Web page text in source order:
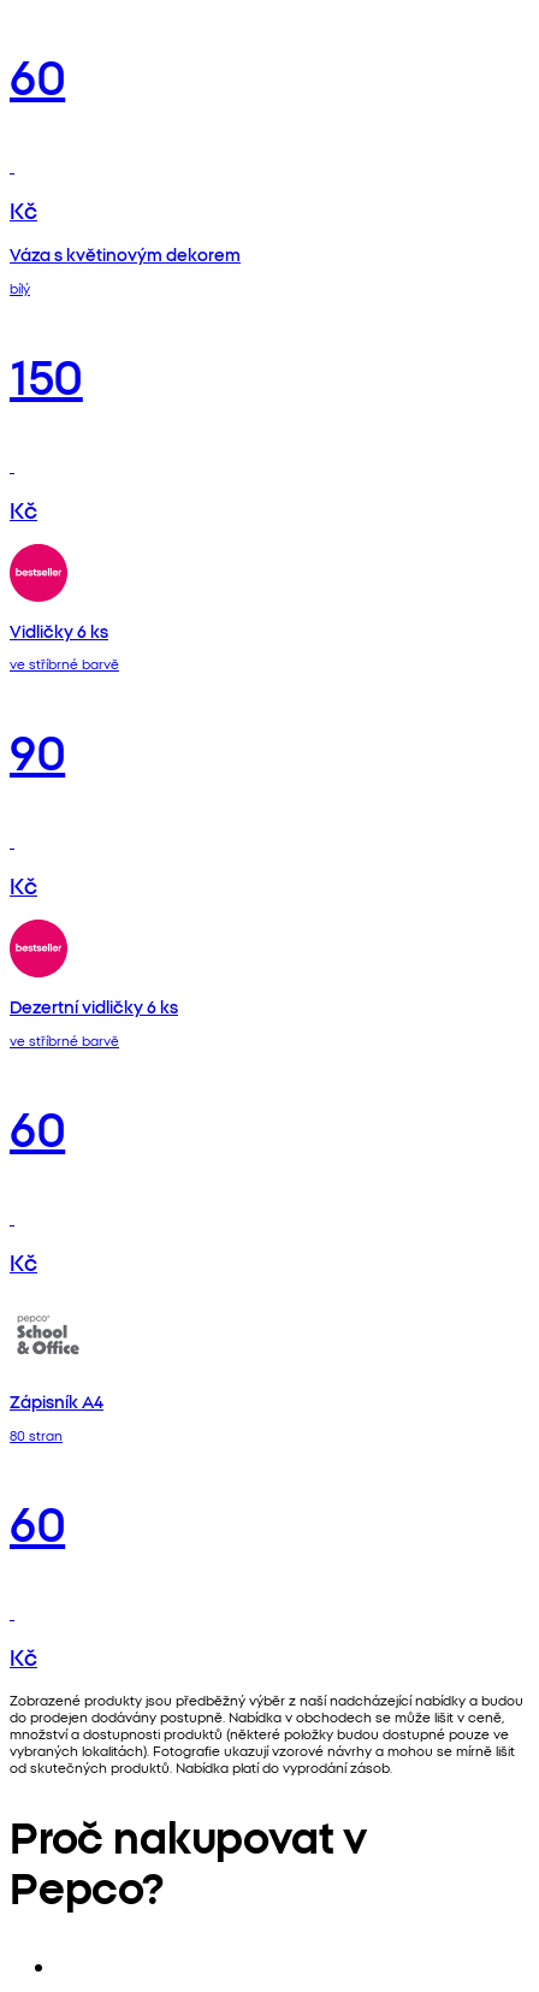
60
Kč
Váza s květinovým dekorem
bílý
150
Kč
Vidličky 6 ks
ve stříbrné barvě
90
Kč
Dezertní vidličky 6 ks
ve stříbrné barvě
60
Kč
Zápisník A4
80 stran
60
Kč
Zobrazené produkty jsou předběžný výběr z naší nadcházející nabídky a budou
do prodejen dodávány postupně. Nabídka v obchodech se může lišit v ceně,
množství a dostupnosti produktů (některé položky budou dostupné pouze ve
vybraných lokalitách). Fotografie ukazují vzorové návrhy a mohou se mírně lišit
od skutečných produktů. Nabídka platí do vyprodání zásob.
Proč nakupovat v
Pepco?